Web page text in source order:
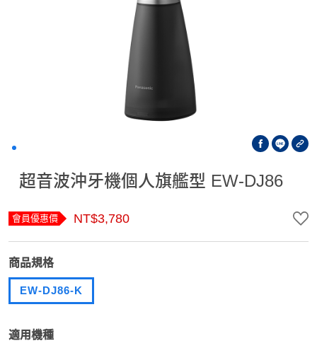
超音波沖牙機個人旗艦型 EW-DJ86
會員優惠價 NT$3,780
商品規格
EW-DJ86-K
適用機種